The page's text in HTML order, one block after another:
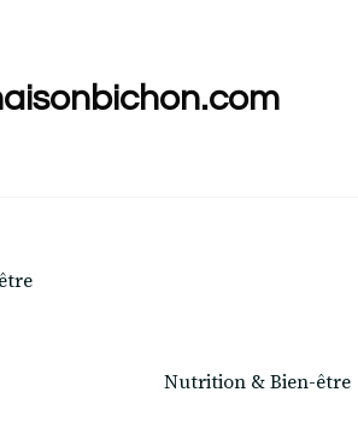
Nutrition & Bien-être